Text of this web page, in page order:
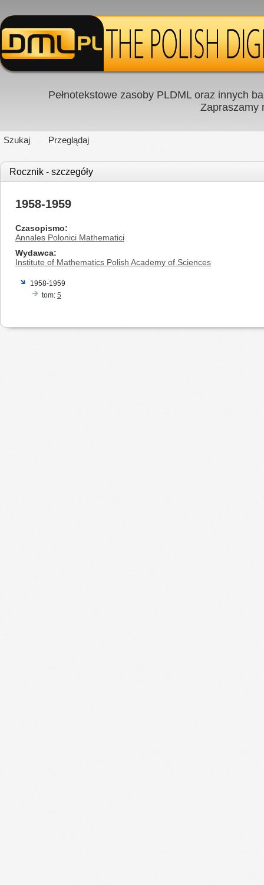
Pełnotekstowe zasoby PLDML oraz innych
Zapraszamy
Szukaj Przeglądaj
Rocznik - szczegóły
1958-1959
Czasopismo
Annales Polonici Mathematici
Wydawca
Institute of Mathematics Polish Academy of Sciences
1958-1959
tom: 5